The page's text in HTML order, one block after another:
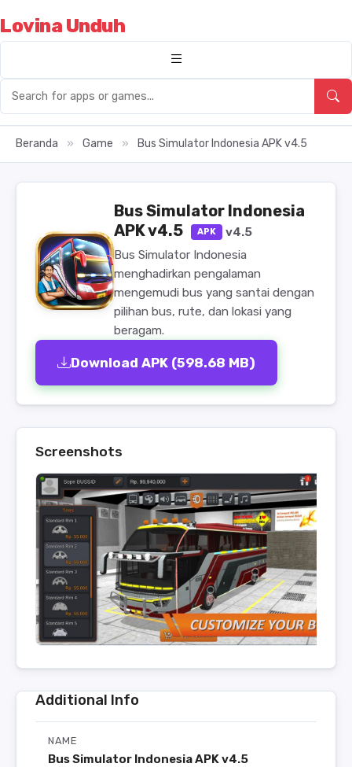
Lovina Unduh
Beranda » Game » Bus Simulator Indonesia APK v4.5
Bus Simulator Indonesia
APK v4.5
APK
v4.5
Bus Simulator Indonesia
menghadirkan pengalaman
mengemudi bus yang santai dengan
pilihan bus, rute, dan lokasi yang
beragam.
Download APK (598.68 MB)
Screenshots
Additional Info
NAME
Bus Simulator Indonesia APK v4.5